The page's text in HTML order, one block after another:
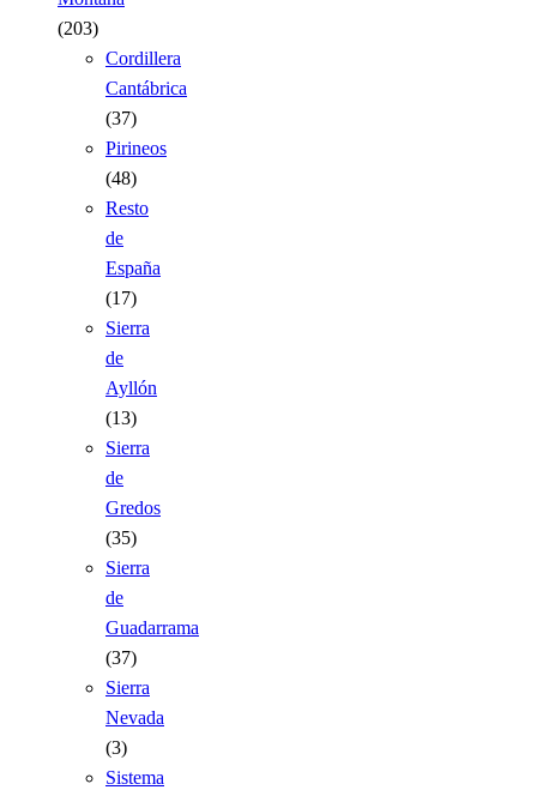
(203)
Cordillera
Cantábrica
(37)
Pirineos
(48)
Resto
de
España
(17)
Sierra
de
Ayllón
(13)
Sierra
de
Gredos
(35)
Sierra
de
Guadarrama
(37)
Sierra
Nevada
(3)
Sistema